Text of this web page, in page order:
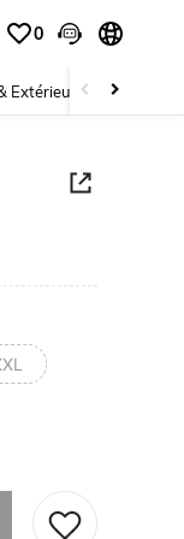
0
Extérieur Enfants